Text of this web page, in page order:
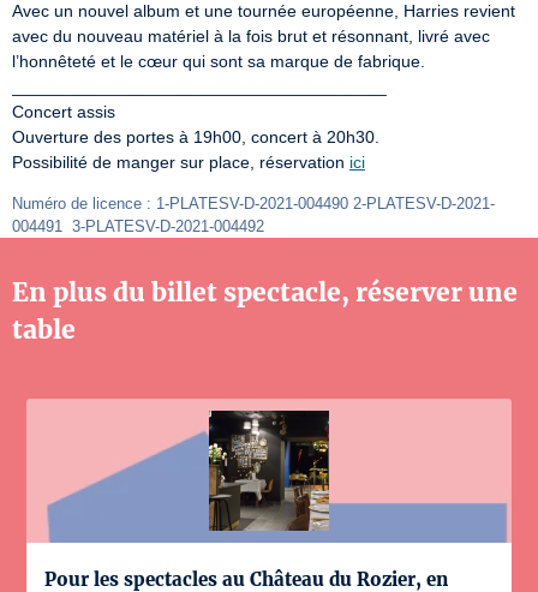
Avec un nouvel album et une tournée européenne, Harries revient
avec du nouveau matériel à la fois brut et résonnant, livré avec
l’honnêteté et le cœur qui sont sa marque de fabrique.
Concert assis
Ouverture des portes à 19h00, concert à 20h30.
Possibilité de manger sur place, réservation ici
Numéro de licence : 1-PLATESV-D-2021-004490 2-PLATESV-D-2021-
004491  3-PLATESV-D-2021-004492
En plus du billet spectacle, réserver une
table
Pour les spectacles au Château du Rozier, en